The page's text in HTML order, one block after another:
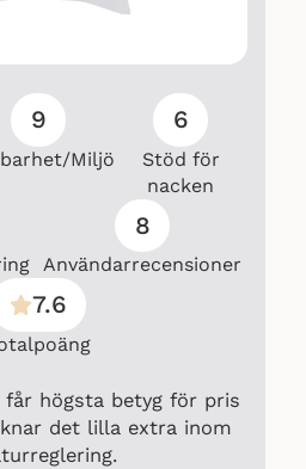
9
Miljö
6
Stöd för
nacken
8
Användarrecensioner
7.6
får högsta betyg för pris
det lilla extra inom